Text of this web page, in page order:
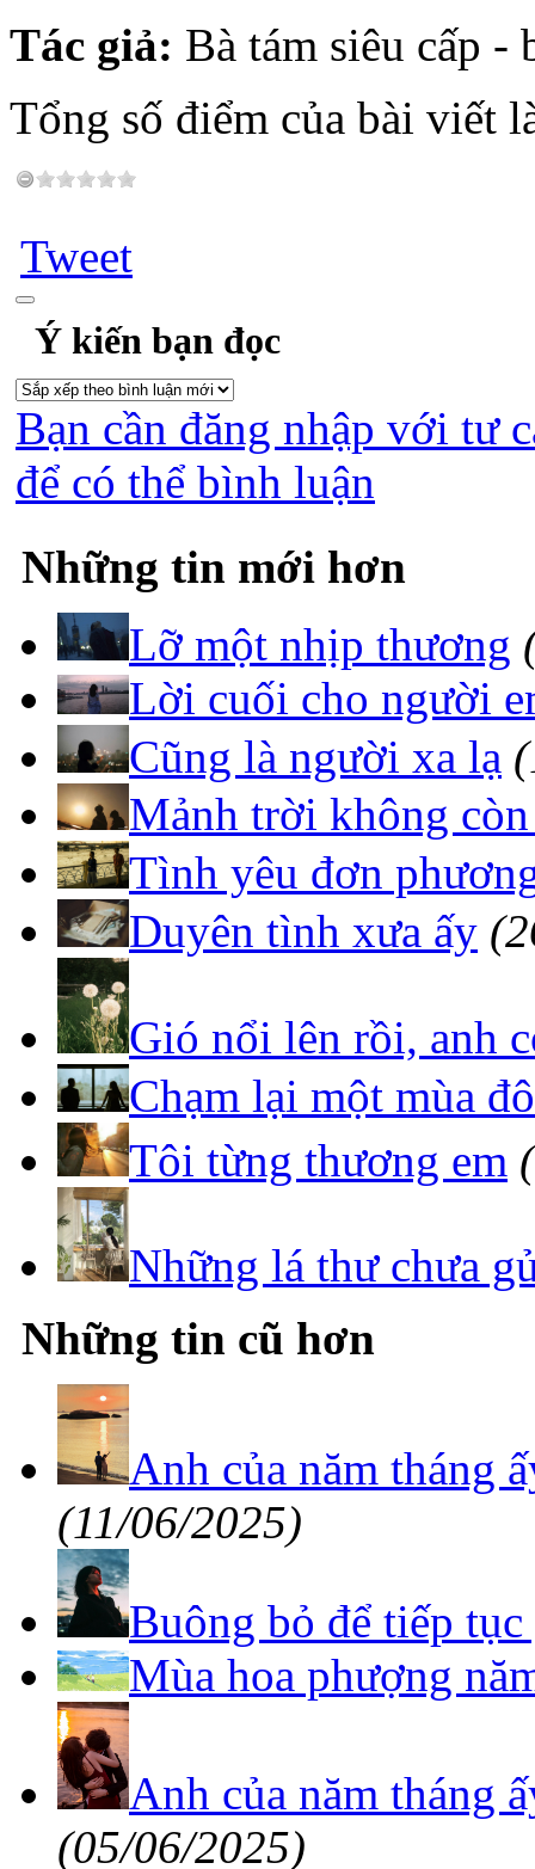
Tác giả: Bà tám siêu cấp -
Tổng số điểm của bài viết
Tweet
Ý kiến bạn đọc
Bạn cần đăng nhập với tư
để có thể bình luận
Những tin mới hơn
Lỡ một nhịp thương
Lời cuối cho người
Cũng là người xa lạ
Mảnh trời không
Tình yêu đơn
Duyên tình xưa ấy
Gió nổi lên rồi, anh
Chạm lại một mùa
Tôi từng thương em
Những lá thư chưa
Những tin cũ hơn
Anh của năm tháng
(11/06/2025)
Buông bỏ để tiếp tục
Mùa hoa phượng
Anh của năm tháng
(05/06/2025)